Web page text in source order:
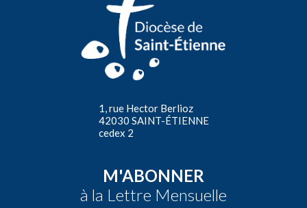
1, rue Hector Berlioz
42030 SAINT-ÉTIENNE
cedex 2
M'ABONNER
à la Lettre Mensuelle